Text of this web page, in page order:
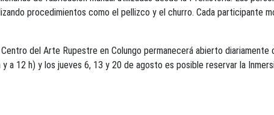
procedimientos como el pellizco y el churro. Cada participante
del Arte Rupestre en Colungo permanecerá abierto
a 12 h) y los jueves 6, 13 y 20 de agosto es posible reservar la